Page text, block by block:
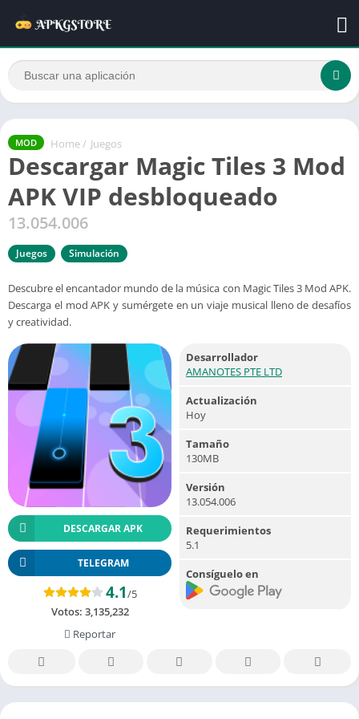
MOD Home / Juegos
Descargar Magic Tiles 3 Mod
APK VIP desbloqueado
13.054.006
Juegos Simulación
Descubre el encantador mundo de la música con Magic Tiles 3 Mod APK.
Descarga el mod APK y sumérgete en un viaje musical lleno de desafíos
y creatividad.
DESCARGAR APK
TELEGRAM
4.1/5
Votos: 3,135,232
Reportar
Desarrollador
AMANOTES PTE LTD
Actualización
Hoy
Tamaño
130MB
Versión
13.054.006
Requerimientos
5.1
Consíguelo en